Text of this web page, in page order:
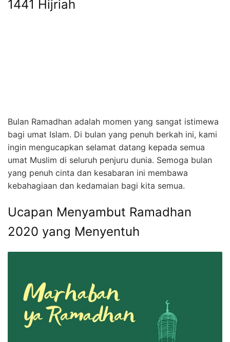
1441 Hijriah
Bulan Ramadhan adalah momen yang sangat istimewa
bagi umat Islam. Di bulan yang penuh berkah ini, kami
ingin mengucapkan selamat datang kepada semua
umat Muslim di seluruh penjuru dunia. Semoga bulan
yang penuh cinta dan kesabaran ini membawa
kebahagiaan dan kedamaian bagi kita semua.
Ucapan Menyambut Ramadhan
2020 yang Menyentuh